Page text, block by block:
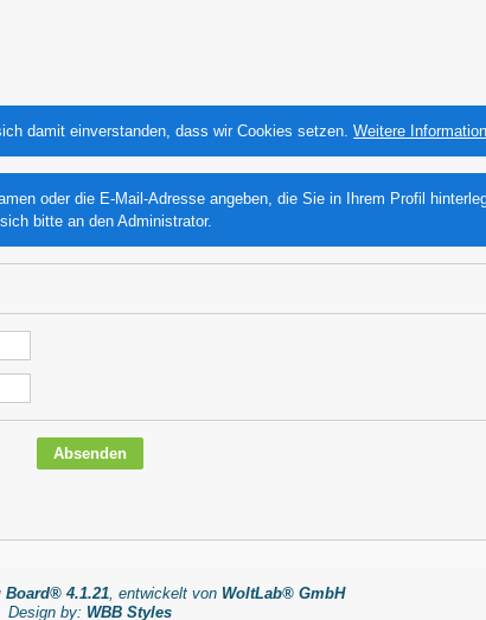
damit einverstanden, dass wir Cookies setzen.Weitere
oder die E-Mail-Adresse angeben, die Sie in Ihrem Profil
bitte an den Administrator.
Board® 4.1.21, entwickelt von WoltLab® GmbH
Design by: WBB Styles